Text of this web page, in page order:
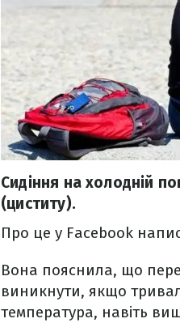
Сидіння на холодній
(циститу).
Про це у Facebook
Вона пояснила, що
виникнути, якщо
температура, навіть